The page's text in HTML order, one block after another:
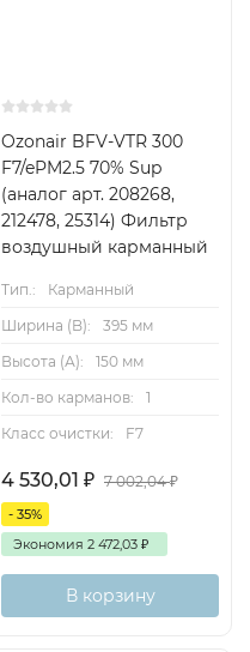
Ozonair BFV-VTR 300
F7/ePM2.5 70% Sup
(аналог арт. 208268,
212478, 25314) Фильтр
воздушный карманный
Тип.:
Карманный
Ширина (B):
395 мм
Высота (А):
150 мм
Кол-во карманов:
1
Класс очистки:
F7
4 530,01 ₽ 7 002,04₽
- 35%
Экономия 2 472,03 ₽
В корзину